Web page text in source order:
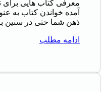
معرفی کتاب هایی
آمده خواندن کتاب به
ذهن شما حتی در سنین
ادامه مطلب